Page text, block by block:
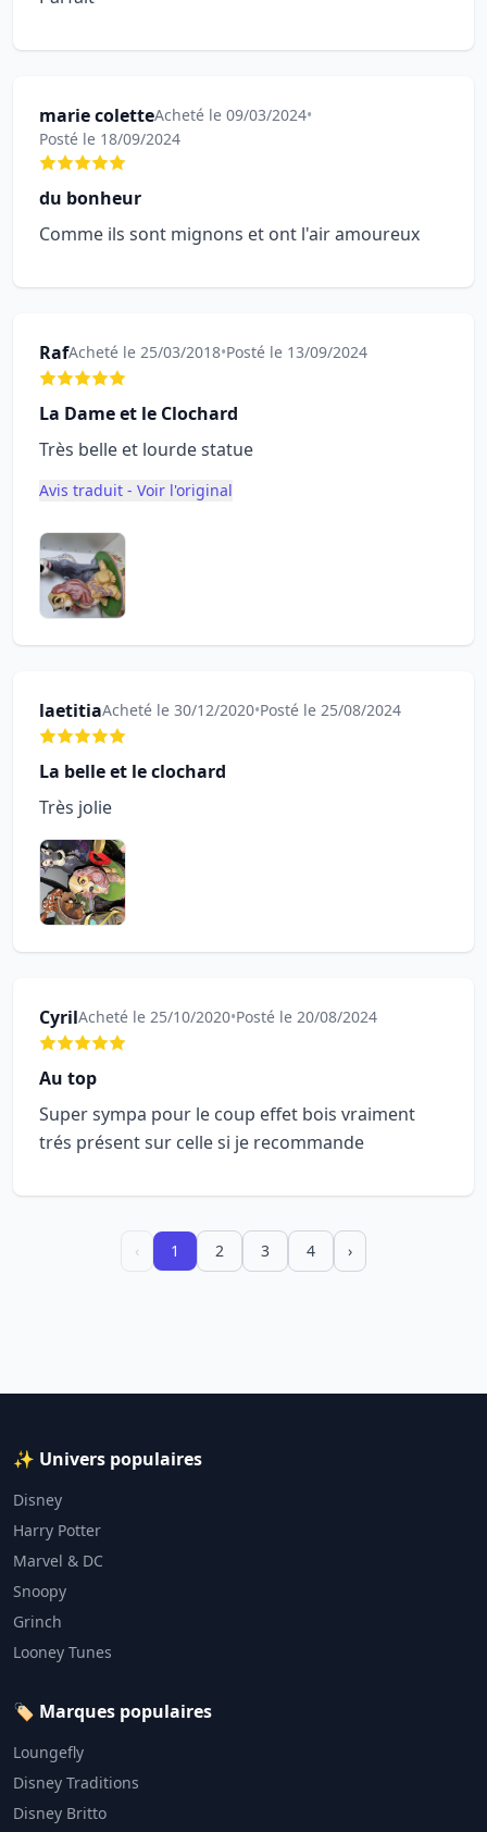
marie coletteAcheté le 09/03/2024•
Posté le 18/09/2024
du bonheur
Comme ils sont mignons et ont l'air amoureux
RafAcheté le 25/03/2018•Posté le 13/09/2024
La Dame et le Clochard
Très belle et lourde statue
Avis traduit - Voir l'original
laetitiaAcheté le 30/12/2020•Posté le 25/08/2024
La belle et le clochard
Très jolie
CyrilAcheté le 25/10/2020•Posté le 20/08/2024
Au top
Super sympa pour le coup effet bois vraiment
trés présent sur celle si je recommande
‹ 1 2 3 4 ›
✨ Univers populaires
Disney
Harry Potter
Marvel & DC
Snoopy
Grinch
Looney Tunes
🏷️ Marques populaires
Loungefly
Disney Traditions
Disney Britto